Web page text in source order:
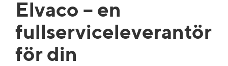
Elvaco – en
fullserviceleverantör
för din